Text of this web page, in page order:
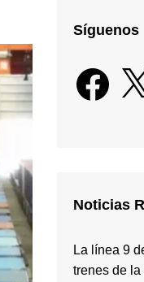
Síguenos
Facebook
X
Noticias
La línea 9
trenes de